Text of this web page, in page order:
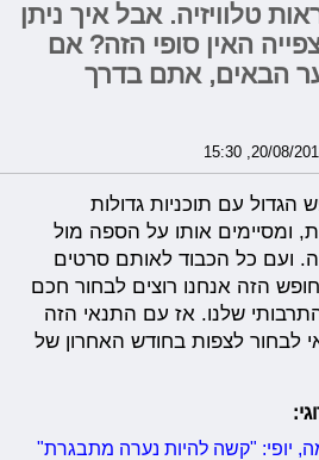
טלוויזיה. אבל איך ניתן
האין סופי הזה? אם
הבאים, אתם בדרך
הגדול עם תוכניות גדולות
ומסיימים אותו על הספה מול
ועם כל הכבוד לאותם סרטים
הזה אנחנו רוצים לבחור חכם
שלנו. אז עם התנאי הזה
לבחור לצפות בחודש האחרון של
יופי: "קשה להיות נערה מתבגרת"